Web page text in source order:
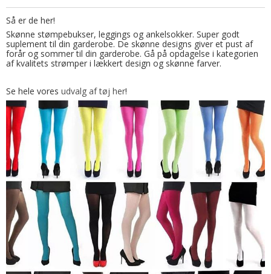
Så er de her!
Skønne stømpebukser, leggings og ankelsokker. Super godt
suplement til din garderobe. De skønne designs giver et pust af
forår og sommer til din garderobe. Gå på opdagelse i kategorien
af kvalitets strømper i lækkert design og skønne farver.
Se hele vores udvalg af tøj her!